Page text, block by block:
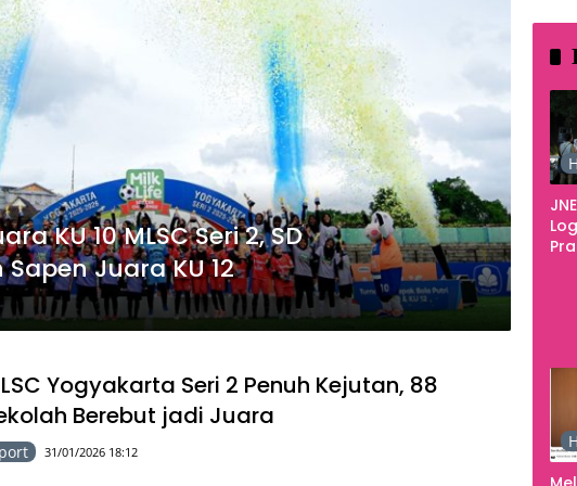
KU 10 MLSC Seri 2, SD
Juara KU 12
Yogyakarta Seri 2 Penuh Kejutan, 88
Berebut jadi Juara
31/01/2026 18:12